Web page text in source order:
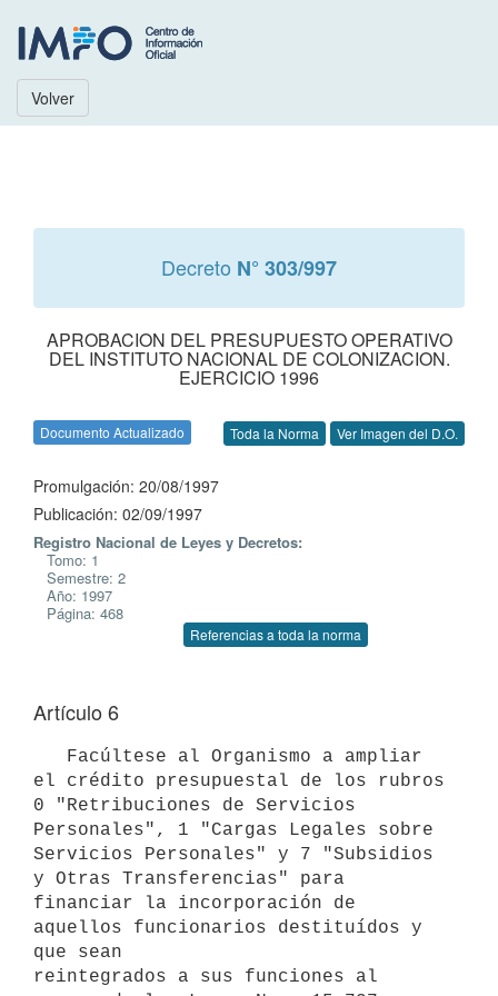
Volver
Decreto N° 303/997
APROBACION DEL PRESUPUESTO OPERATIVO
DEL INSTITUTO NACIONAL DE COLONIZACION.
EJERCICIO 1996
Documento Actualizado Toda la Norma Ver Imagen del D.O.
Promulgación: 20/08/1997
Publicación: 02/09/1997
Registro Nacional de Leyes y Decretos:
Tomo: 1
Semestre: 2
Año: 1997
Página: 468
Referencias a toda la norma
Artículo 6
el crédito presupuestal de los rubros
0 "Retribuciones de Servicios
Personales", 1 "Cargas Legales sobre
Servicios Personales" y 7 "Subsidios
y Otras Transferencias" para
financiar la incorporación de
aquellos funcionarios destituídos y
que sean
reintegrados a sus funciones al